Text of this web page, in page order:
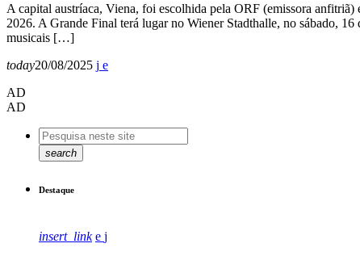
A capital austríaca, Viena, foi escolhida pela ORF (emissora
2026. A Grande Final terá lugar no Wiener Stadthalle, no sábado,
musicais […]
today20/08/2025
AD
AD
search
Destaque
insert_link